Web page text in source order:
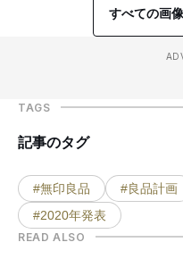
すべての画
TAGS
記事のタグ
#無印良品 #良品計画
#2020年発表
READ ALSO